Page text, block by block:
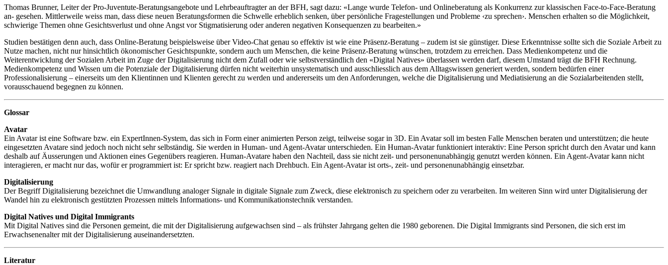
Thomas Brunner, Leiter der Pro-Juventute-Beratungsangebote und Lehrbeauftragter an der BFH, sagt dazu: «Lange wurde Telefon- und Onlineberatung als Konkurrenz zur klassischen Face-to-Face-Beratung
an- gesehen. Mittlerweile weiss man, dass diese neuen Beratungsformen die Schwelle erheblich senken, über persönliche Fragestellungen und Probleme ‹zu sprechen›. Menschen erhalten so die Möglichkeit,
schwierige Themen ohne Gesichtsverlust und ohne Angst vor Stigmatisierung oder anderen negativen Konsequenzen zu bearbeiten.»
Studien bestätigen denn auch, dass Online-Beratung beispielsweise über Video-Chat genau so effektiv ist wie eine Präsenz-Beratung – zudem ist sie günstiger. Diese Erkenntnisse sollte sich die Soziale Arbeit zu
Nutze machen, nicht nur hinsichtlich ökonomischer Gesichtspunkte, sondern auch um Menschen, die keine Präsenz-Beratung wünschen, trotzdem zu erreichen. Dass Medienkompetenz und die
Weiterentwicklung der Sozialen Arbeit im Zuge der Digitalisierung nicht dem Zufall oder wie selbstverständlich den «Digital Natives» überlassen werden darf, diesem Umstand trägt die BFH Rechnung.
Medienkompetenz und Wissen um die Potenziale der Digitalisierung dürfen nicht weiterhin unsystematisch und ausschliesslich aus dem Alltagswissen generiert werden, sondern bedürfen einer
Professionalisierung – einerseits um den Klientinnen und Klienten gerecht zu werden und andererseits um den Anforderungen, welche die Digitalisierung und Mediatisierung an die Sozialarbeitenden stellt,
vorausschauend begegnen zu können.
Glossar
Avatar
Ein Avatar ist eine Software bzw. ein ExpertInnen-System, das sich in Form einer animierten Person zeigt, teilweise sogar in 3D. Ein Avatar soll im besten Falle Menschen beraten und unterstützen; die heute
eingesetzten Avatare sind jedoch noch nicht sehr selbständig. Sie werden in Human- und Agent-Avatar unterschieden. Ein Human-Avatar funktioniert interaktiv: Eine Person spricht durch den Avatar und kann
deshalb auf Äusserungen und Aktionen eines Gegenübers reagieren. Human-Avatare haben den Nachteil, dass sie nicht zeit- und personenunabhängig genutzt werden können. Ein Agent-Avatar kann nicht
interagieren, er macht nur das, wofür er programmiert ist: Er spricht bzw. reagiert nach Drehbuch. Ein Agent-Avatar ist orts-, zeit- und personenunabhängig einsetzbar.
Digitalisierung
Der Begriff Digitalisierung bezeichnet die Umwandlung analoger Signale in digitale Signale zum Zweck, diese elektronisch zu speichern oder zu verarbeiten. Im weiteren Sinn wird unter Digitalisierung der
Wandel hin zu elektronisch gestützten Prozessen mittels Informations- und Kommunikationstechnik verstanden.
Digital Natives und Digital Immigrants
Mit Digital Natives sind die Personen gemeint, die mit der Digitalisierung aufgewachsen sind – als frühster Jahrgang gelten die 1980 geborenen. Die Digital Immigrants sind Personen, die sich erst im
Erwachsenenalter mit der Digitalisierung auseinandersetzten.
Literatur